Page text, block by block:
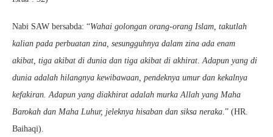
Nabi SAW bersabda: “Wahai golongan orang-orang Islam, takutlah
kalian pada perbuatan zina, sesungguhnya dalam zina ada enam
akibat, tiga akibat di dunia dan tiga akibat di akhirat. Adapun yang di
dunia adalah hilangnya kewibawaan, pendeknya umur dan kekalnya
kefakiran. Adapun yang diakhirat adalah murka Allah yang Maha
Barokah dan Maha Luhur, jeleknya hisaban dan siksa neraka.” (HR.
Baihaqi).